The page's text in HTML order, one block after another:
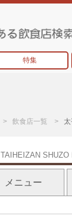
特集
飲食店一覧
TAIHEIZAN SHUZO
メニュー